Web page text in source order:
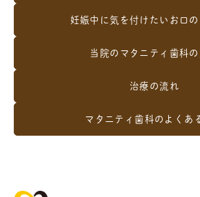
妊娠中に気を付けたいお口
当院のマタニティ歯科
治療の流れ
マタニティ歯科のよくあ